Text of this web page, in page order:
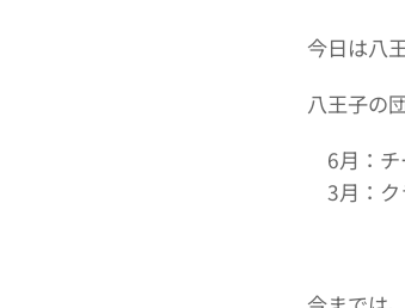
今日は八
八王子の
6月：チ
3月：ク